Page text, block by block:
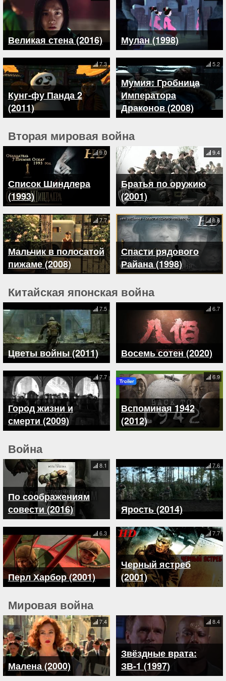
Великая стена (2016) Мулан (1998)
Кунг-фу Панда 2
(2011)
7.3
Мумия: Гробница
Императора
Драконов (2008)
5.2
Вторая мировая война
Список Шиндлера
(1993)
9.0
Братья по оружию
(2001)
9.4
Мальчик в полосатой
пижаме (2008)
7.7
Спасти рядового
Райана (1998)
8.6
Китайская японская война
Цветы войны (2011)
7.5
Восемь сотен (2020)
6.7
Город жизни и
смерти (2009)
7.7
Вспоминая 1942
(2012)
6.9
Война
По соображениям
совести (2016)
8.1
Ярость (2014)
7.6
Перл Харбор (2001)
6.3
Черный ястреб
(2001)
7.7
Мировая война
Малена (2000)
7.4
Звёздные врата:
ЗВ-1 (1997)
8.4